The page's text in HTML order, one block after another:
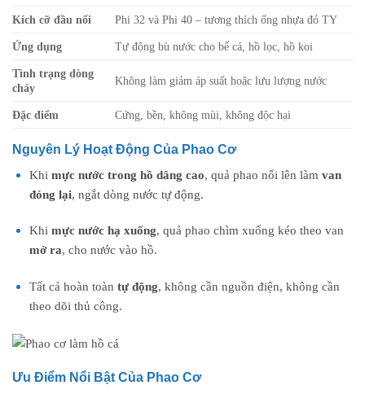
Kích cỡ đầu nối Phi 32 và Phi 40 – tương thích ống nhựa đỏ TY
Ứng dụng Tự động bù nước cho bể cá, hồ lọc, hồ koi
Tình trạng dòng
chảy
Không làm giảm áp suất hoặc lưu lượng nước
Đặc điểm Cứng, bền, không mùi, không độc hại
Nguyên Lý Hoạt Động Của Phao Cơ
Khi mực nước trong hồ dâng cao, quả phao nổi lên làm van
đóng lại, ngắt dòng nước tự động.
Khi mực nước hạ xuống, quả phao chìm xuống kéo theo van
mở ra, cho nước vào hồ.
Tất cả hoàn toàn tự động, không cần nguồn điện, không cần
theo dõi thủ công.
Ưu Điểm Nổi Bật Của Phao Cơ